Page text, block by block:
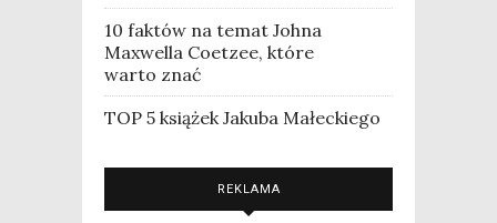
10 faktów na temat Johna
Maxwella Coetzee, które
warto znać
TOP 5 książek Jakuba Małeckiego
REKLAMA